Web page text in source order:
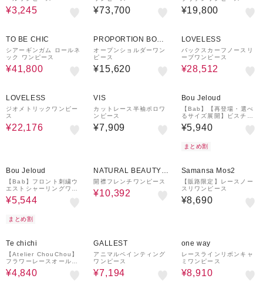
¥3,245 ¥73,700 ¥19,800
TO BE CHIC
シアーギンガム ロールネ
ック ワンピース
¥41,800
PROPORTION BODY
DRESSING
オープンショルダーワン
ピース
¥15,620
LOVELESS
バックスカーフノースリ
ーブワンピース
¥28,512
LOVELESS
ジオメトリックワンピー
ス
¥22,176
VIS
カットレース半袖ポロワ
ンピース
¥7,909
Bou Jeloud
【Bab】【再登場・選べ
るサイズ展開】ビスチェ
風シャツワンピース
¥5,940
まとめ割
Bou Jeloud
【Bab】フロント刺繍ウ
エストシャーリングワン
ピース
¥5,544
まとめ割
NATURAL BEAUTY B
ASIC
開襟フレンチワンピース
¥10,392
Samansa Mos2
【販路限定】レースノー
スリワンピース
¥8,690
Te chichi
【Atelier ChouChou】
フラワーレースオールイ
ンワン
¥4,840
GALLEST
アニマルペインティング
ワンピース
¥7,194
one way
レースラインリボンキャ
ミワンピース
¥8,910